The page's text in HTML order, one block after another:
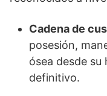
Cadena de
posesión,
ósea desde su
definitivo.